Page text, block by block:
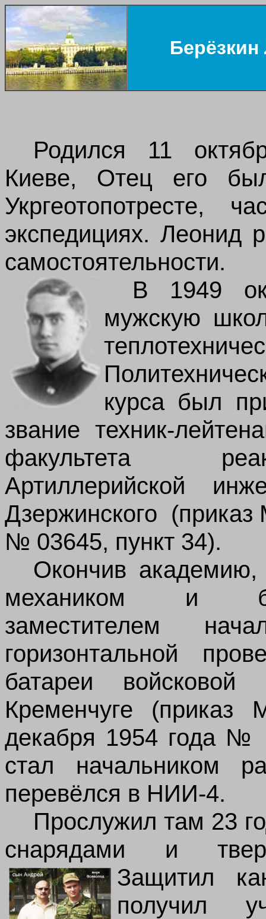
Родился 11
Киеве, Отец его
Укргеотопотресте,
экспедициях. Леонид
самостоятельности.
В 1949
мужскую
курса был
звание техник-
факультета
Артиллерийской
Дзержинского
№ 03645, пункт 34).
Окончив
механиком и
заместителем
горизонтальной
батареи
Кременчуге
декабря 1954 года №
стал начальником
перевёлся в НИИ-4.
Прослужил там 23
снарядами и
Защитил
получил